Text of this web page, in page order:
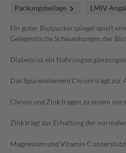
Packungsbeilage LMIV
Ein guter Blutzuckerspiegel spielt
Gelegentliche Schwankungen der
Diabeto ist ein
Das Spurenelement Chrom trägt
Chrom und Zink tragen zu einem
Zink trägt zur Erhaltung der
Magnesium und Vitamin C